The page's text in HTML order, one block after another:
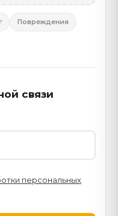
Повреждения
связи
персональных